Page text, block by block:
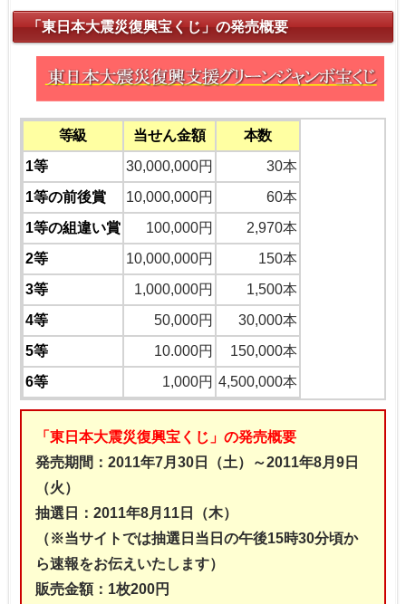
「東日本大震災復興宝くじ」の発売概要
等級 当せん金額
本数
1等
30,000,000円
30本
1等の前後賞
10,000,000円
60本
1等の組違い賞
100,000円
2,970本
2等
10,000,000円
150本
3等
1,000,000円
1,500本
4等
50,000円
30,000本
5等
10.000円
150,000本
6等
1,000円 4,500,000本
「東日本大震災復興宝くじ」の発売概要
発売期間：2011年7月30日（土）～2011年8月9日
（火）
抽選日：2011年8月11日（木）
（※当サイトでは抽選日当日の午後15時30分頃か
ら速報をお伝えいたします）
販売金額：1枚200円